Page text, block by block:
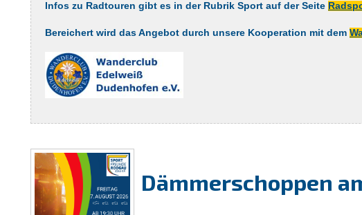
Infos zu Radtouren gibt es in der Rubrik Sport auf der Seite
Bereichert wird das Angebot durch unsere Kooperation mit dem
Dämmerschoppen